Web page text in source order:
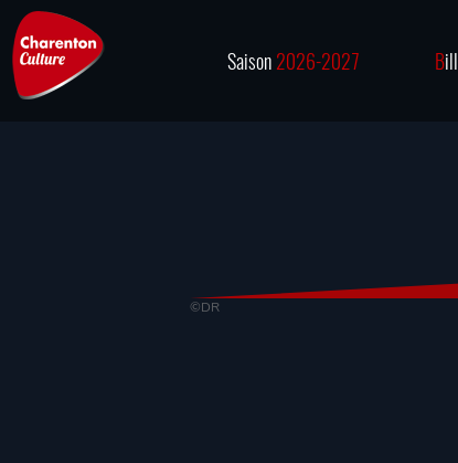
Saison2026-2027 B
©DR